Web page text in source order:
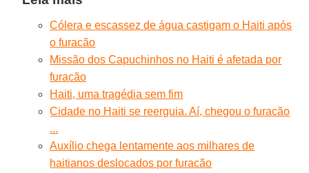
Cólera e escassez de água castigam o Haiti após
o furacão
Missão dos Capuchinhos no Haiti é afetada por
furacão
Haiti, uma tragédia sem fim
Cidade no Haiti se reerguia. Aí, chegou o furacão
...
Auxílio chega lentamente aos milhares de
haitianos deslocados por furacão